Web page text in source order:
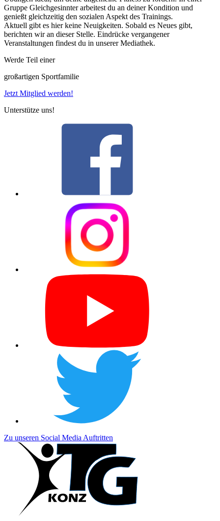
Gruppe Gleichgesinnter arbeitest du an deiner Kondition und
genießt gleichzeitig den sozialen Aspekt des Trainings.
Aktuell gibt es hier keine Neuigkeiten. Sobald es Neues gibt,
berichten wir an dieser Stelle. Eindrücke vergangener
Veranstaltungen findest du in unserer Mediathek.
Werde Teil einer
großartigen Sportfamilie
Jetzt Mitglied werden!
Unterstütze uns!
Zu unseren Social Media Auftritten